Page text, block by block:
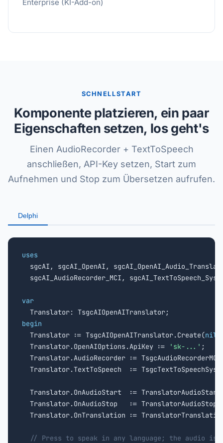
Enterprise (KI-Add-on)
SCHNELLSTART
Komponente platzieren, ein paar
Eigenschaften setzen, los geht's
Einen AudioRecorder + TextToSpeech
anschließen, API-Key setzen, Start zum
Aufnehmen und Stop zum Übersetzen aufrufen.
Delphi
uses
sgcAI, sgcAI_OpenAI,
sgcAI_AudioRecorder_MCI,
var
begin
Translator := TsgcAIOpenAITranslator.Create(nil
  Translator.OpenAIOptions.ApiKey :=
'sk-...' ;
Translator.AudioRecorder :=
Translator.TextToSpeech  :=
Translator.OnAudioStart  :=
  Translator.OnAudioStop   := TranslatorAudioStop;
Translator.OnTranslation :=
// Press to speak in any language; the audio is